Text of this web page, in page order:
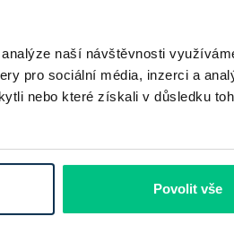
naší návštěvnosti
pro sociální média, inzerci a
nebo které získali v důsledku
Povolit vše
2026
růstu.